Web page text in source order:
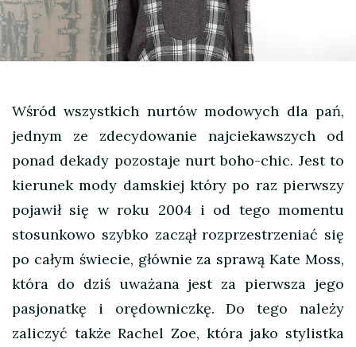
Wśród wszystkich nurtów modowych dla pań,
jednym ze zdecydowanie najciekawszych od
ponad dekady pozostaje nurt boho-chic. Jest to
kierunek mody damskiej który po raz pierwszy
pojawił się w roku 2004 i od tego momentu
stosunkowo szybko zaczął rozprzestrzeniać się
po całym świecie, głównie za sprawą Kate Moss,
która do dziś uważana jest za pierwsza jego
pasjonatkę i orędowniczkę. Do tego należy
zaliczyć także Rachel Zoe, która jako stylistka